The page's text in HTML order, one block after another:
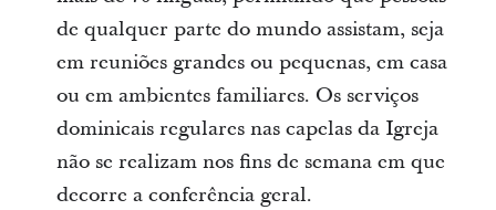
de qualquer parte do mundo assistam, seja
em reuniões grandes ou pequenas, em casa
ou em ambientes familiares. Os serviços
dominicais regulares nas capelas da Igreja
não se realizam nos fins de semana em que
decorre a conferência geral.